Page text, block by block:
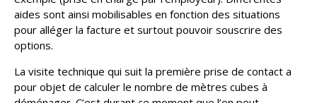
aides sont ainsi mobilisables en fonction des situations
pour alléger la facture et surtout pouvoir souscrire des
options.
La visite technique qui suit la première prise de contact a
pour objet de calculer le nombre de mètres cubes à